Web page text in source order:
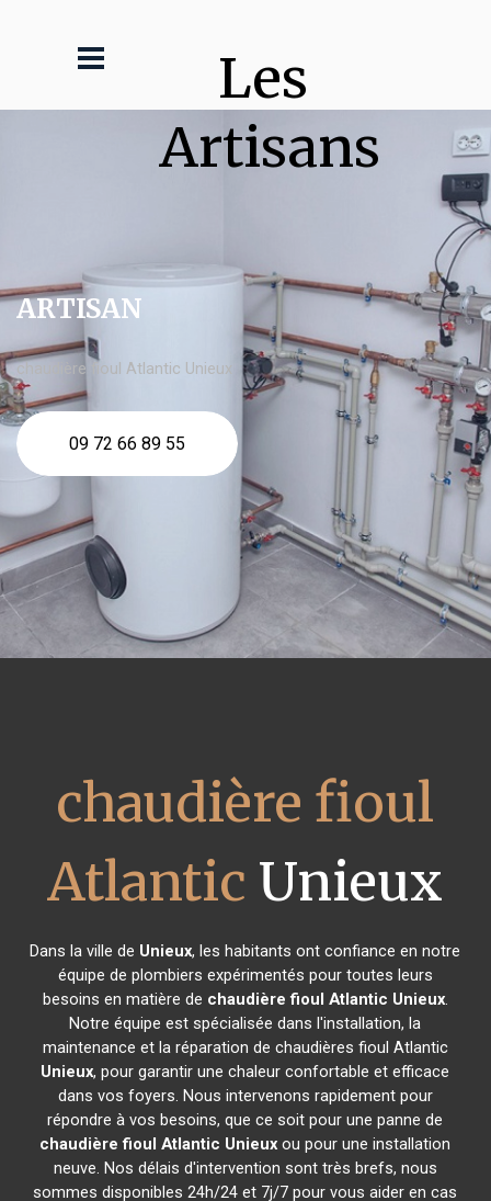
Les
Artisans
ARTISAN
chaudière fioul Atlantic Unieux
09 72 66 89 55
chaudière fioul
Atlantic Unieux
Dans la ville de Unieux, les habitants ont confiance en notre
équipe de plombiers expérimentés pour toutes leurs
besoins en matière de chaudière fioul Atlantic Unieux.
Notre équipe est spécialisée dans l'installation, la
maintenance et la réparation de chaudières fioul Atlantic
Unieux, pour garantir une chaleur confortable et efficace
dans vos foyers. Nous intervenons rapidement pour
répondre à vos besoins, que ce soit pour une panne de
chaudière fioul Atlantic Unieux ou pour une installation
neuve. Nos délais d'intervention sont très brefs, nous
sommes disponibles 24h/24 et 7j/7 pour vous aider en cas